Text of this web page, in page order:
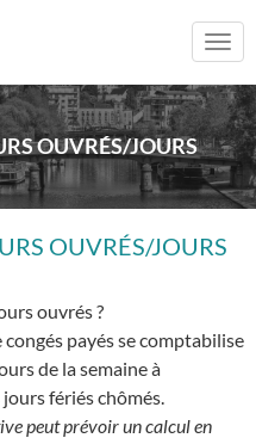
OUVRÉS/JOURS
OUVRÉS/JOURS
ouvrés ?
payés se comptabilise
de la semaine à
fériés chômés.
peut prévoir un calcul en